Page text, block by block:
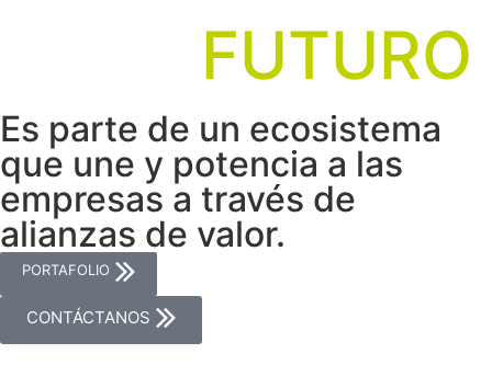
FUTURO
Es parte de un ecosistema
que une y potencia a las
empresas a través de
alianzas de valor.
PORTAFOLIO
CONTÁCTANOS